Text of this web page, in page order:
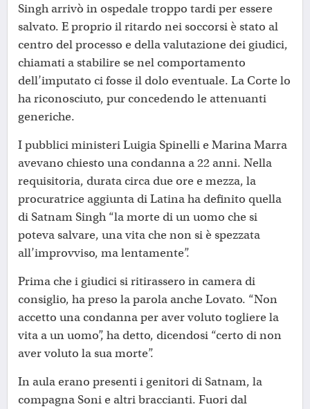
Singh arrivò in ospedale troppo tardi per essere
salvato. E proprio il ritardo nei soccorsi è stato al
centro del processo e della valutazione dei giudici,
chiamati a stabilire se nel comportamento
dell’imputato ci fosse il dolo eventuale. La Corte lo
ha riconosciuto, pur concedendo le attenuanti
generiche.
I pubblici ministeri Luigia Spinelli e Marina Marra
avevano chiesto una condanna a 22 anni. Nella
requisitoria, durata circa due ore e mezza, la
procuratrice aggiunta di Latina ha definito quella
di Satnam Singh “la morte di un uomo che si
poteva salvare, una vita che non si è spezzata
all’improvviso, ma lentamente”.
Prima che i giudici si ritirassero in camera di
consiglio, ha preso la parola anche Lovato. “Non
accetto una condanna per aver voluto togliere la
vita a un uomo”, ha detto, dicendosi “certo di non
aver voluto la sua morte”.
In aula erano presenti i genitori di Satnam, la
compagna Soni e altri braccianti. Fuori dal